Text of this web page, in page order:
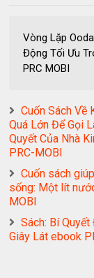
Vòng Lặp
Động Tối Ưu
PRC MOBI
Cuốn Sách Về
Quá Lớn Để Gọi
Quyết Của Nhà
PRC-MOBI
Cuốn sách
sống: Một lít
MOBI
Sách: Bí
Giây Lát ebook